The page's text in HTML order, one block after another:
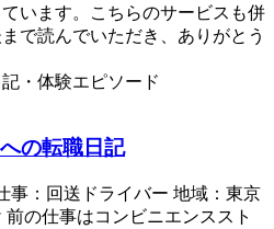
います。こちらのサービスも併
で読んでいただき、ありがとう
・体験エピソード
の転職日記
事：回送ドライバー 地域：東京
の仕事はコンビニエンススト